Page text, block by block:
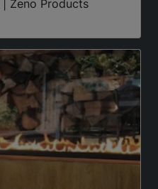
Zeno Products